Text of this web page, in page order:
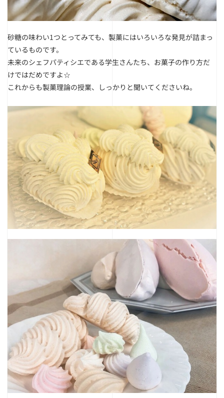
砂糖の味わい1つとってみても、製菓にはいろいろな発見が詰まっ
ているものです。
未来のシェフパティシエである学生さんたち、お菓子の作り方だ
けではだめですよ☆
これからも製菓理論の授業、しっかりと聞いてくださいね。